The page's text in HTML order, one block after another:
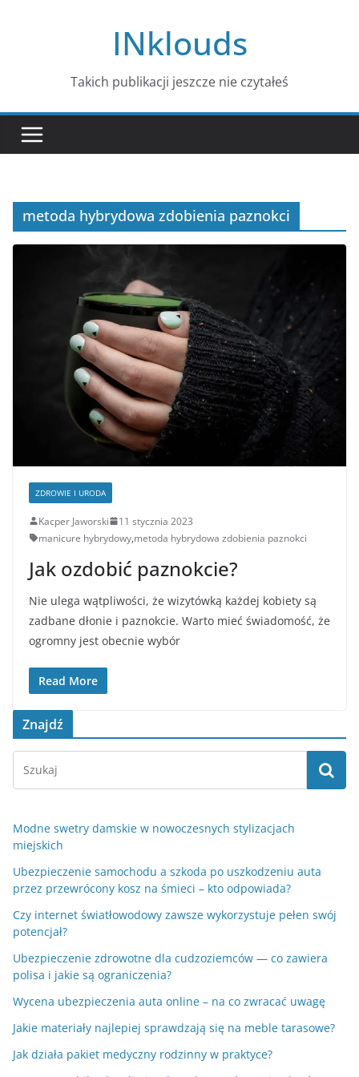
INklouds
Takich publikacji jeszcze nie czytałeś
metoda hybrydowa zdobienia paznokci
ZDROWIE I URODA
Kacper Jaworski
11 stycznia 2023
manicure hybrydowy,metoda hybrydowa zdobienia paznokci
Jak ozdobić paznokcie?
Nie ulega wątpliwości, że wizytówką każdej kobiety są
zadbane dłonie i paznokcie. Warto mieć świadomość, że
ogromny jest obecnie wybór
Read More
Znajdź
Modne swetry damskie w nowoczesnych stylizacjach
miejskich
Ubezpieczenie samochodu a szkoda po uszkodzeniu auta
przez przewrócony kosz na śmieci – kto odpowiada?
Czy internet światłowodowy zawsze wykorzystuje pełen swój
potencjał?
Ubezpieczenie zdrowotne dla cudzoziemców — co zawiera
polisa i jakie są ograniczenia?
Wycena ubezpieczenia auta online – na co zwracać uwagę
Jakie materiały najlepiej sprawdzają się na meble tarasowe?
Jak działa pakiet medyczny rodzinny w praktyce?